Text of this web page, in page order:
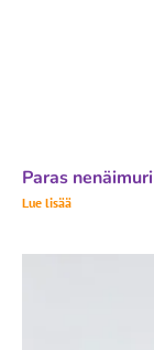
Paras
Lue lisää